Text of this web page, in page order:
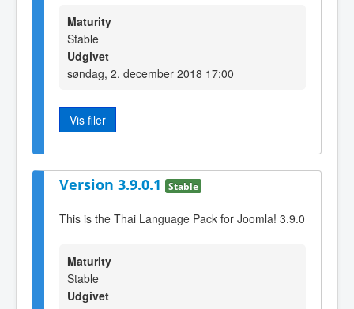
Maturity
Stable
Udgivet
søndag, 2. december 2018 17:00
Vis filer
Version 3.9.0.1 Stable
This is the Thai Language Pack for Joomla! 3.9.0
Maturity
Stable
Udgivet